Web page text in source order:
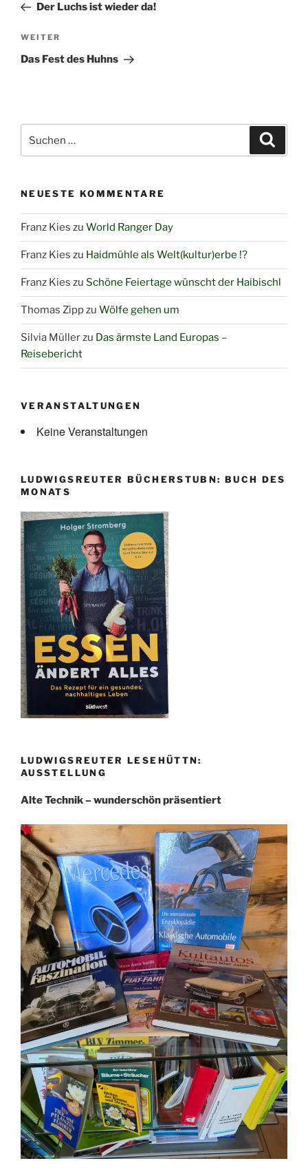
BeitragDer Luchs ist wieder da!
Nächster
Beitrag
WEITER
Das Fest des Huhns
nach:
NEUESTE KOMMENTARE
Franz Kies zu World Ranger Day
Franz Kies zu Haidmühle als Welt(kultur)erbe !?
Franz Kies zu Schöne Feiertage wünscht der Haibischl
Thomas Zippzu Wölfe gehen um
Silvia Müllerzu Das ärmste Land Europas –
Reisebericht
VERANSTALTUNGEN
Keine Veranstaltungen
LUDWIGSREUTER BÜCHERSTUBN: BUCH DES
MONATS
LUDWIGSREUTER LESEHÜTTN:
AUSSTELLUNG
Alte Technik – wunderschön präsentiert